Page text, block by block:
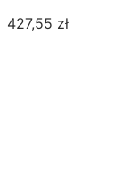
427,55 zł